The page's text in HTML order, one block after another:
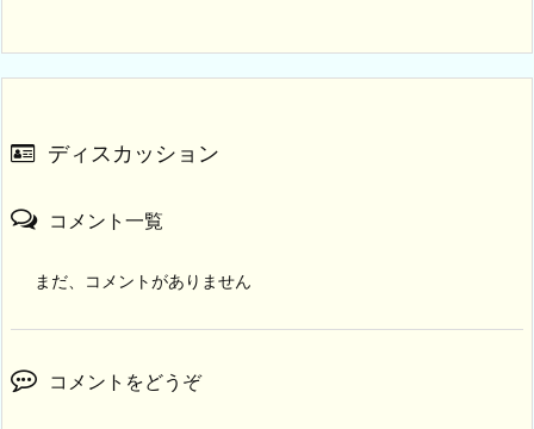
ディスカッション
コメント一覧
まだ、コメントがありません
コメントをどうぞ